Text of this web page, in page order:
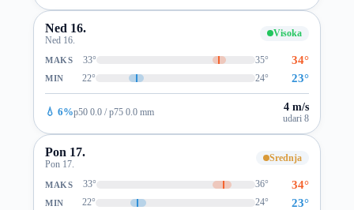
Ned 16.
Ned 16.
Visoka
MAKS 33° 35° 34°
MIN 22° 24° 23°
💧 6%p50 0.0 / p75 0.0 mm 4 m/s
udari 8
Pon 17.
Pon 17.
Srednja
MAKS 33° 36° 34°
MIN 22° 24° 23°